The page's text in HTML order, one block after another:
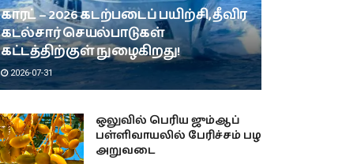
காரட் – 2026 கடற்படைப் பயிற்சி, தீவிர
கடல்சார் செயல்பாடுகள்
கட்டத்திற்குள் நுழைகிறது!
2026-07-31
ஒலுவில் பெரிய ஜும்ஆப்
பள்ளிவாயலில் பேரிச்சம் பழ
அறுவடை